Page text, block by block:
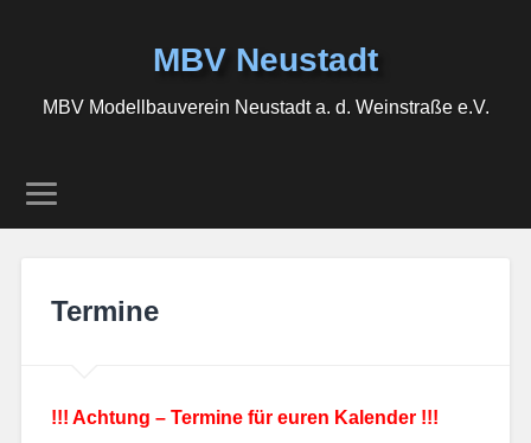
MBV Neustadt
MBV Modellbauverein Neustadt a. d. Weinstraße e.V.
Termine
!!! Achtung – Termine für euren Kalender !!!